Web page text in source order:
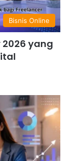
Bisnis Online
2026 yang